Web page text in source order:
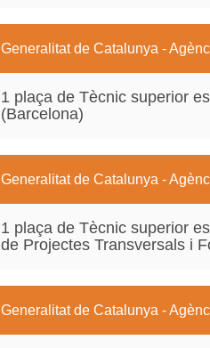
Generalitat de Catalunya -
1 plaça de Tècnic superior
(Barcelona)
Generalitat de Catalunya -
1 plaça de Tècnic superior
de Projectes Transversals i
Generalitat de Catalunya -